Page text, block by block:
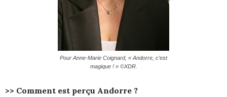
Pour Anne-Marie Coignard, « Andorre, c’est
magique ! » ©XDR.
>> Comment est perçu Andorre ?